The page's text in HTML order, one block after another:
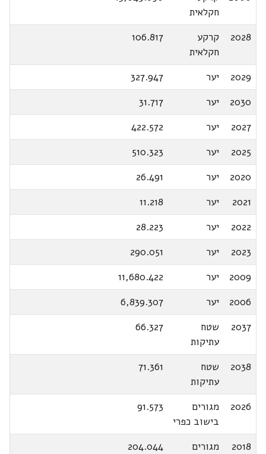
חקלאית
2028
קרקע
חקלאית
106.817
2029 יער
327.947
2030
יער
31.717
2027
יער
422.572
2025
יער
510.323
2020
יער
26.491
2021
יער
11.218
2022
יער
28.223
2023
יער
290.051
2009
יער
11,680.422
2006
יער
6,839.307
2037
שטח
עתיקות
66.327
2038
שטח
עתיקות
71.361
2026
מגורים
בישוב כפרי
91.573
2018
מגורים
204.044